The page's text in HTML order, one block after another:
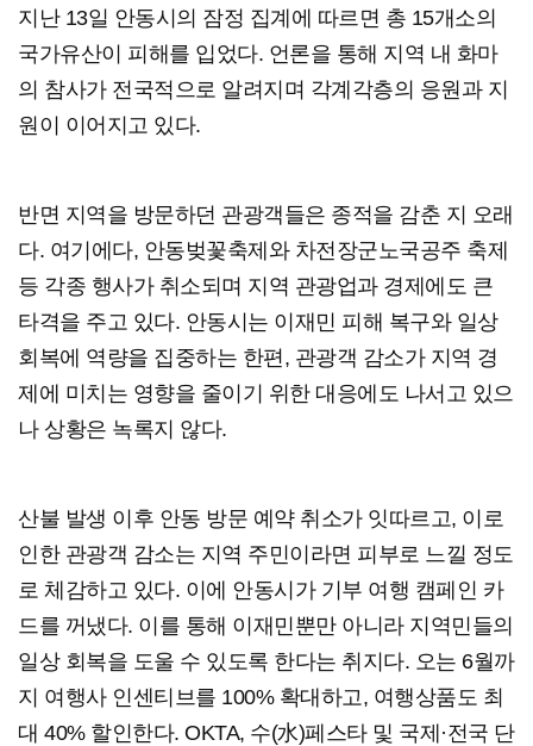
지난 13일 안동시의 잠정 집계에 따르면 총 15개소의
국가유산이 피해를 입었다. 언론을 통해 지역 내 화마
의 참사가 전국적으로 알려지며 각계각층의 응원과 지
원이 이어지고 있다.
반면 지역을 방문하던 관광객들은 종적을 감춘 지 오래
다. 여기에다, 안동벚꽃축제와 차전장군노국공주 축제
등 각종 행사가 취소되며 지역 관광업과 경제에도 큰
타격을 주고 있다. 안동시는 이재민 피해 복구와 일상
회복에 역량을 집중하는 한편, 관광객 감소가 지역 경
제에 미치는 영향을 줄이기 위한 대응에도 나서고 있으
나 상황은 녹록지 않다.
산불 발생 이후 안동 방문 예약 취소가 잇따르고, 이로
인한 관광객 감소는 지역 주민이라면 피부로 느낄 정도
로 체감하고 있다. 이에 안동시가 기부 여행 캠페인 카
드를 꺼냈다. 이를 통해 이재민뿐만 아니라 지역민들의
일상 회복을 도울 수 있도록 한다는 취지다. 오는 6월까
지 여행사 인센티브를 100% 확대하고, 여행상품도 최
대 40% 할인한다. OKTA, 수(水)페스타 및 국제·전국 단